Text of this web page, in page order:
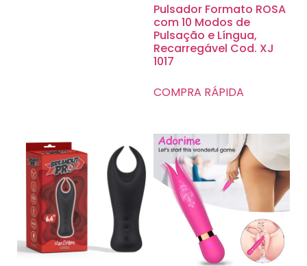
Pulsador Formato ROSA
com 10 Modos de
Pulsação e Língua,
Recarregável Cod. XJ
1017
COMPRA RÁPIDA